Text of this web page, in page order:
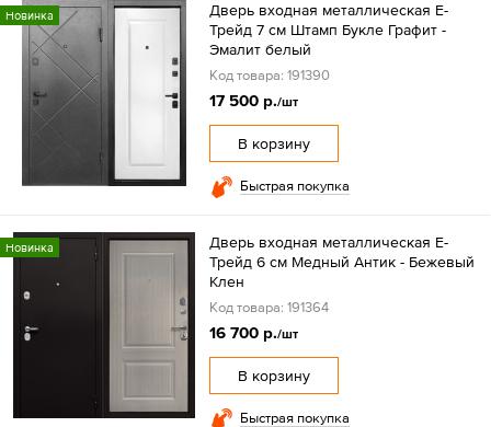
Новинка
Дверь входная металлическая Е-
Трейд 7 см Штамп Букле Графит -
Эмалит белый
Код товара: 191390
17 500 р./шт
В корзину
Быстрая покупка
Новинка
Дверь входная металлическая Е-
Трейд 6 см Медный Антик - Бежевый
Клен
Код товара: 191364
16 700 р./шт
В корзину
Быстрая покупка